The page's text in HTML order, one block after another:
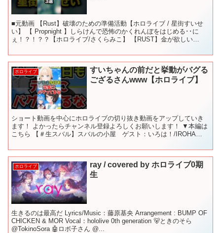
■元動画 【Rust】破壊のための準備活動【ホロライブ / 星街すいせ
い】 【 Propnight 】しらけんで恐怖のかくれんぼをはじめる･･に
ぇ！？！？？【ホロライブ/さくらみこ】 【RUST】金が欲しい
ホロライブ
すいちゃんの前だと挙動がバグる
ござるさんwww【ホロライブ】
ショート動画を中心にホロライブの切り抜き動画をアップしていき
ます！ よかったらチャンネル登録よろしくお願いします！ ▼本編は
こちら 【＃生スバル】スバルの小屋 ゲスト：いろは！/IROHA
ホロライブ
ray / covered by ホロライブ0期
生
生きるのは最高だ Lyrics/Music：藤原基央 Arrangement : BUMP OF
CHICKEN & MOR Vocal：hololive 0th generation 🐻ときのそら
@TokinoSora 🤖ロボ子さん @...